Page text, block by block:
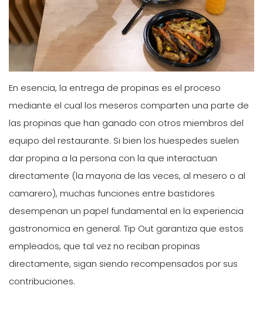
En esencia, la entrega de propinas es el proceso
mediante el cual los meseros comparten una parte de
las propinas que han ganado con otros miembros del
equipo del restaurante. Si bien los huespedes suelen
dar propina a la persona con la que interactuan
directamente (la mayoria de las veces, al mesero o al
camarero), muchas funciones entre bastidores
desempenan un papel fundamental en la experiencia
gastronomica en general. Tip Out garantiza que estos
empleados, que tal vez no reciban propinas
directamente, sigan siendo recompensados por sus
contribuciones.